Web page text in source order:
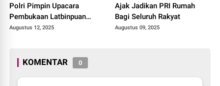
Polri Pimpin Upacara
Pembukaan Latbinpuan
Brimob Perwira Remaja
Augustus 12, 2025
Ajak Jadikan PRI Rumah
Bagi Seluruh Rakyat
Augustus 09, 2025
KOMENTAR 0